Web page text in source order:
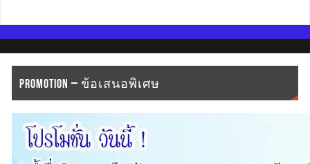
PROMOTION – ข้อเสนอพิเศษ